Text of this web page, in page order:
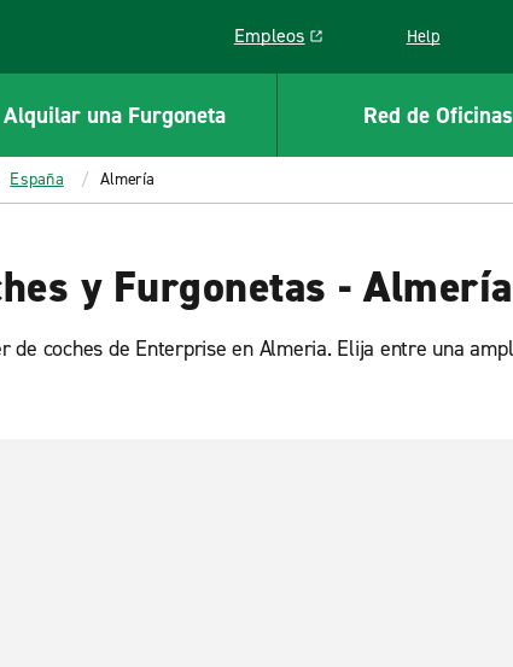
Empleos
Link opens in a new window
Help
Alquilar una Furgoneta Red de Oficinas
España Almería
y Furgonetas - Almería
de coches de Enterprise en Almeria. Elija entre una